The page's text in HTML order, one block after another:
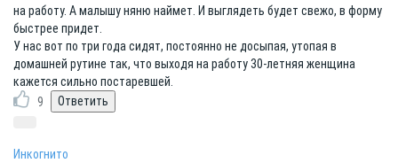
на работу. А малышу няню наймет. И выглядеть будет свежо, в форму
быстрее придет.
У нас вот по три года сидят, постоянно не досыпая, утопая в
домашней рутине так, что выходя на работу 30-летняя женщина
кажется сильно постаревшей.
9
Инкогнито